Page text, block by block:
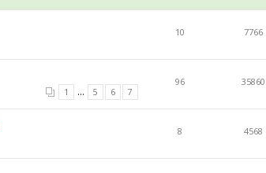
10 7766
1 ... 5 6 7
96 35860
8 4568